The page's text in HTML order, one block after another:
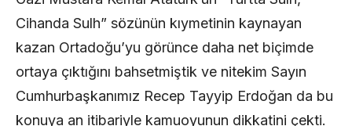
Cihanda Sulh” sözünün kıymetinin kaynayan
kazan Ortadoğu’yu görünce daha net biçimde
ortaya çıktığını bahsetmiştik ve nitekim Sayın
Cumhurbaşkanımız Recep Tayyip Erdoğan da bu
konuya an itibariyle kamuoyunun dikkatini çekti.